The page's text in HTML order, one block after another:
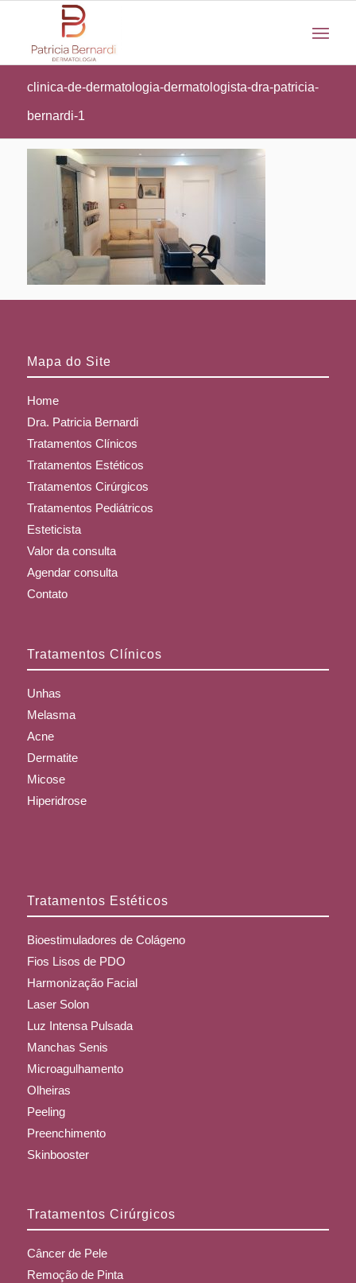
clinica-de-dermatologia-dermatologista-dra-patricia-
bernardi-1
Mapa do Site
Home
Dra. Patricia Bernardi
Tratamentos Clínicos
Tratamentos Estéticos
Tratamentos Cirúrgicos
Tratamentos Pediátricos
Esteticista
Valor da consulta
Agendar consulta
Contato
Tratamentos Clínicos
Unhas
Melasma
Acne
Dermatite
Micose
Hiperidrose
Tratamentos Estéticos
Bioestimuladores de Colágeno
Fios Lisos de PDO
Harmonização Facial
Laser Solon
Luz Intensa Pulsada
Manchas Senis
Microagulhamento
Olheiras
Peeling
Preenchimento
Skinbooster
Tratamentos Cirúrgicos
Câncer de Pele
Remoção de Pinta